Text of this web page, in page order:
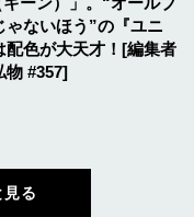
ゃないほう”の『ユニ
配色が大天才！[編集者
物 #357]
見る